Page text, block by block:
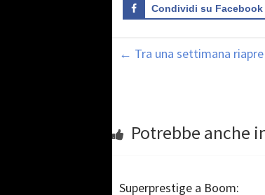
Condividi su Facebook
← Tra una settimana
Potrebbe anche
Superprestige a Boom: